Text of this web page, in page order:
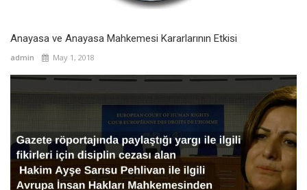
Anayasa ve Anayasa Mahkemesi Kararlarının Etkisi
admin May 1, 2018